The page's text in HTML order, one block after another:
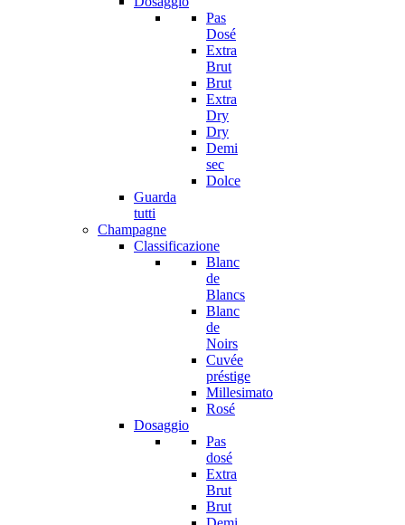
Pas
Dosé
Extra
Brut
Brut
Extra
Dry
Dry
Demi
sec
Dolce
Guarda
tutti
Champagne
Classificazione
Blanc
de
Blancs
Blanc
de
Noirs
Cuvée
préstige
Millesimato
Rosé
Dosaggio
Pas
dosé
Extra
Brut
Brut